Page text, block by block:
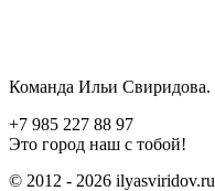
Команда Ильи Свиридова.
+7 985 227 88 97
Это город наш с тобой!
© 2012 - 2026 ilyasviridov.ru